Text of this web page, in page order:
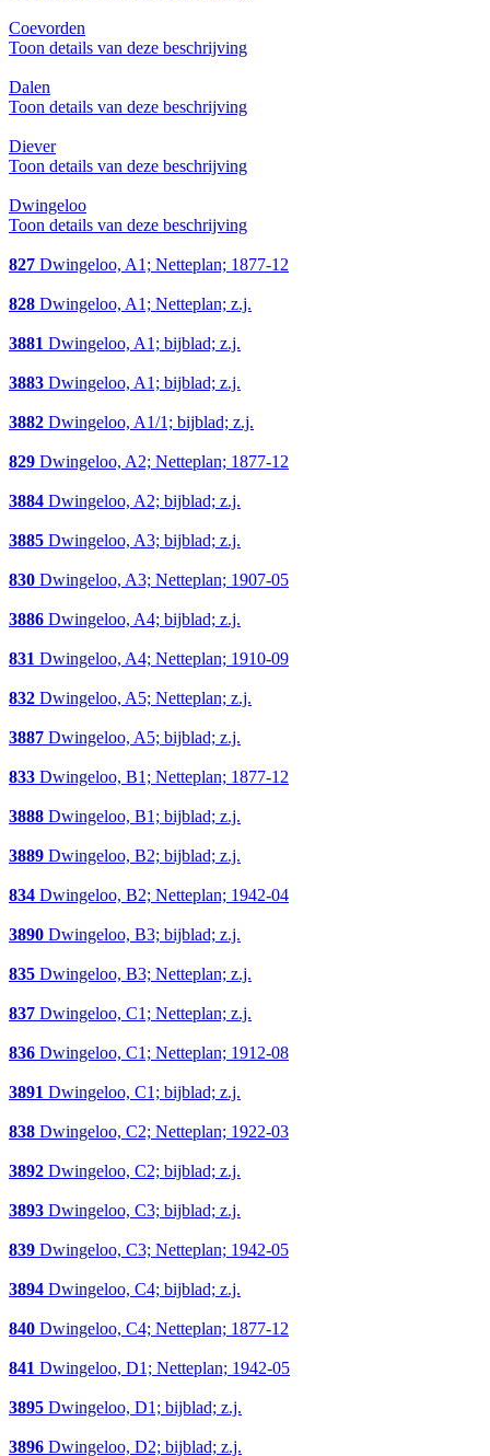
Coevorden
Toon details van deze beschrijving
Dalen
Toon details van deze beschrijving
Diever
Toon details van deze beschrijving
Dwingeloo
Toon details van deze beschrijving
827 Dwingeloo, A1; Netteplan; 1877-12
828 Dwingeloo, A1; Netteplan; z.j.
3881 Dwingeloo, A1; bijblad; z.j.
3883 Dwingeloo, A1; bijblad; z.j.
3882 Dwingeloo, A1/1; bijblad; z.j.
829 Dwingeloo, A2; Netteplan; 1877-12
3884 Dwingeloo, A2; bijblad; z.j.
3885 Dwingeloo, A3; bijblad; z.j.
830 Dwingeloo, A3; Netteplan; 1907-05
3886 Dwingeloo, A4; bijblad; z.j.
831 Dwingeloo, A4; Netteplan; 1910-09
832 Dwingeloo, A5; Netteplan; z.j.
3887 Dwingeloo, A5; bijblad; z.j.
833 Dwingeloo, B1; Netteplan; 1877-12
3888 Dwingeloo, B1; bijblad; z.j.
3889 Dwingeloo, B2; bijblad; z.j.
834 Dwingeloo, B2; Netteplan; 1942-04
3890 Dwingeloo, B3; bijblad; z.j.
835 Dwingeloo, B3; Netteplan; z.j.
837 Dwingeloo, C1; Netteplan; z.j.
836 Dwingeloo, C1; Netteplan; 1912-08
3891 Dwingeloo, C1; bijblad; z.j.
838 Dwingeloo, C2; Netteplan; 1922-03
3892 Dwingeloo, C2; bijblad; z.j.
3893 Dwingeloo, C3; bijblad; z.j.
839 Dwingeloo, C3; Netteplan; 1942-05
3894 Dwingeloo, C4; bijblad; z.j.
840 Dwingeloo, C4; Netteplan; 1877-12
841 Dwingeloo, D1; Netteplan; 1942-05
3895 Dwingeloo, D1; bijblad; z.j.
3896 Dwingeloo, D2; bijblad; z.j.